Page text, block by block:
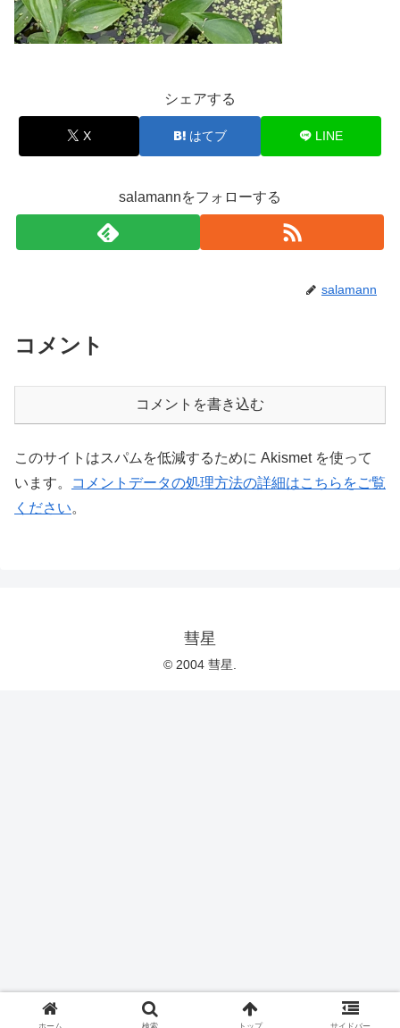
シェアする
X はてブ LINE
salamannをフォローする
salamann
コメント
コメントを書き込む
このサイトはスパムを低減するために Akismet を使って
います。
コメントデータの処理方法の詳細はこちらをご覧
ください。
彗星
© 2004 彗星.
ホーム 検索 トップ サイドバー